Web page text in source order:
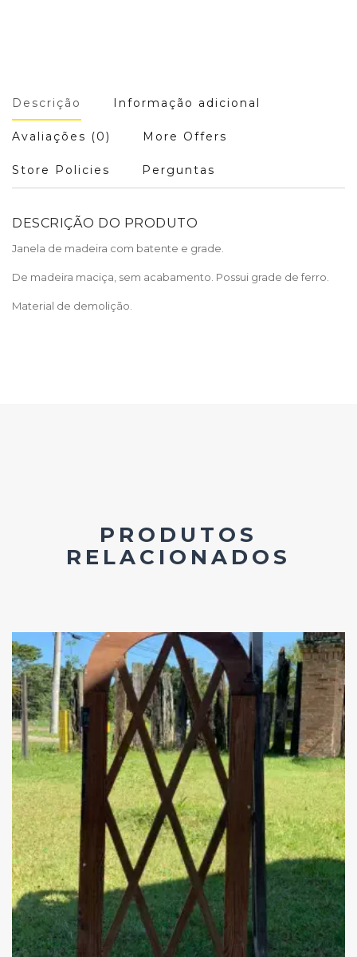
Descrição Informação adicional
Avaliações (0) More Offers
Store Policies Perguntas
DESCRIÇÃO DO PRODUTO
Janela de madeira com batente e grade.
De madeira maciça, sem acabamento. Possui grade de ferro.
Material de demolição.
PRODUTOS
RELACIONADOS
Add
ao
Favoritos